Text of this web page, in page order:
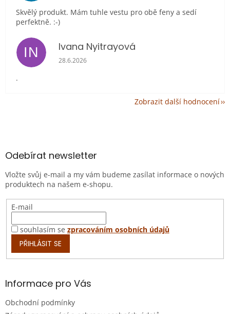
Skvělý produkt. Mám tuhle vestu pro obě feny a sedí
perfektně. :-)
IN Ivana Nyitrayová
Hodnocení obchodu je 5 z 5 hvězdiček.
28.6.2026
.
Zobrazit další hodnocení
aOdebírat newsletter
Vložte svůj e-mail a my vám budeme zasílat informace o nových
produktech na našem e-shopu.
E-mail
souhlasím se zpracováním osobních údajů
PŘIHLÁSIT SE
Informace pro Vás
Obchodní podmínky